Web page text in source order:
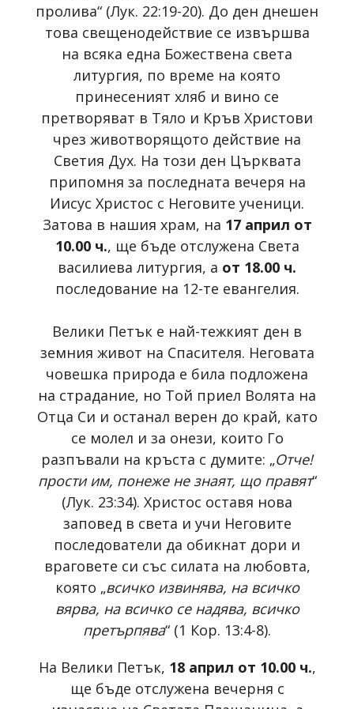
пролива“ (Лук. 22:19-20). До ден днешен
това свещенодействие се извършва
на всяка една Божествена света
литургия, по време на която
принесеният хляб и вино се
претворяват в Тяло и Кръв Христови
чрез животворящото действие на
Светия Дух. На този ден Църквата
припомня за последната вечеря на
Иисус Христос с Неговите ученици.
Затова в нашия храм, на 17 април от
10.00 ч., ще бъде отслужена Света
василиева литургия, а от 18.00 ч.
последование на 12-те евангелия.
Велики Петък е най-тежкият ден в
земния живот на Спасителя. Неговата
човешка природа е била подложена
на страдание, но Той приел Волята на
Отца Си и останал верен до край, като
се молел и за онези, които Го
разпъвали на кръста с думите: „Отче!
прости им, понеже не знаят, що правят“
(Лук. 23:34). Христос оставя нова
заповед в света и учи Неговите
последователи да обикнат дори и
враговете си със силата на любовта,
която „всичко извинява, на всичко
вярва, на всичко се надява, всичко
претърпява“ (1 Кор. 13:4-8).
На Велики Петък, 18 април от 10.00 ч.,
ще бъде отслужена вечерня с